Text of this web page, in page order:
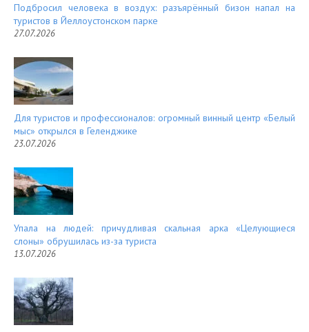
Подбросил человека в воздух: разъярённый бизон напал на
туристов в Йеллоустонском парке
27.07.2026
Для туристов и профессионалов: огромный винный центр «Белый
мыс» открылся в Геленджике
23.07.2026
Упала на людей: причудливая скальная арка «Целующиеся
слоны» обрушилась из-за туриста
13.07.2026